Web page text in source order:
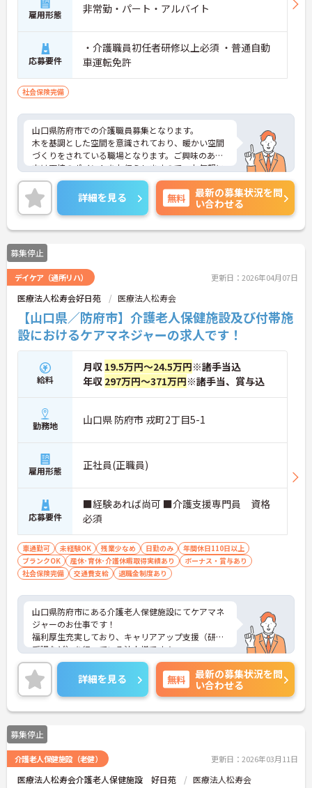
雇用形態 非常勤・パート・アルバイト
応募要件
・介護職員初任者研修以上必須 ・普通自動
車運転免許
社会保険完備
山口県防府市での介護職員募集となります。
木を基調とした空間を意識されており、暖かい空間
づくりをされている職場となります。ご興味のある
方は面接のポイントをお伝えしますので、お気軽に
お問い合わせください。
詳細を見る 無料
最新の募集状況を問
い合わせる
募集停止
デイケア（通所リハ） 更新日：2026年04月07日
医療法人松寿会好日苑 医療法人松寿会
【山口県／防府市】介護老人保健施設及び付帯施
設におけるケアマネジャーの求人です！
給料
月収 19.5万円～24.5万円※諸手当込
年収 297万円～371万円※諸手当、賞与込
勤務地 山口県 防府市 戎町2丁目5-1
雇用形態 正社員(正職員)
応募要件
■経験あれば尚可 ■介護支援専門員 資格
必須
車通勤可 未経験OK 残業少なめ 日勤のみ
年間休日110日以上
ブランクOK
産休･育休･介護休暇取得実績あり
ボーナス・賞与あり
社会保険完備
交通費支給 退職金制度あり
山口県防府市にある介護老人保健施設にてケアマネ
ジャーのお仕事です！
福利厚生充実しており、キャリアアップ支援（研修
受講など）を行っている法人様です★
ご興味ある方には、面接対策ポイントなど、さらに
詳細をお話しいたしますのでお気軽にご相談くださ
い。
詳細を見る 無料
最新の募集状況を問
い合わせる
募集停止
介護老人保健施設（老健） 更新日：2026年03月11日
医療法人松寿会介護老人保健施設 好日苑 医療法人松寿会